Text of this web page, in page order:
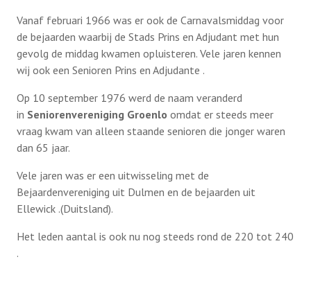
Vanaf februari 1966 was er ook de Carnavalsmiddag voor
de bejaarden waarbij de Stads Prins en Adjudant met hun
gevolg de middag kwamen opluisteren. Vele jaren kennen
wij ook een Senioren Prins en Adjudante .
Op 10 september 1976 werd de naam veranderd
in Seniorenvereniging Groenlo omdat er steeds meer
vraag kwam van alleen staande senioren die jonger waren
dan 65 jaar.
Vele jaren was er een uitwisseling met de
Bejaardenvereniging uit Dulmen en de bejaarden uit
Ellewick .(Duitsland).
Het leden aantal is ook nu nog steeds rond de 220 tot 240
.